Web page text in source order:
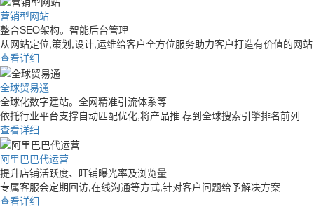
营销型网站
整合SEO架构。智能后台管理
从网站定位,策划,设计,运维给客户全方位服务助力客户打造有价值的网站
查看详细
全球贸易通
全球化数字建站。全网精准引流体系等
依托行业平台支撑自动匹配优化,将产品推 荐到全球搜索引擎排名前列
查看详细
阿里巴巴代运营
提升店铺活跃度、旺铺曝光率及浏览量
专属客服会定期回访,在线沟通等方式,针对客户问题给予解决方案
查看详细